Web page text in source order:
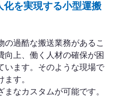
を実現する小型運搬
過酷な搬送業務があるこ
向上、働く人材の確保が困
います。そのような現場で
す。
なカスタムが可能です。